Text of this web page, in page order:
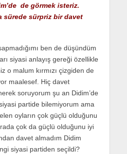
de görmek isteriz.
sürede sürpriz bir davet
ben de düşündüm
siyasi anlayış gereği özellikle
o malum kırmızı çizgiden de
maalesef. Hiç davet
soruyorum şu an Didim’de
partide bilemiyorum ama
oyların çok güçlü olduğunu
çok da güçlü olduğunu iyi
davet almadım Didim
siyasi partiden seçildi?